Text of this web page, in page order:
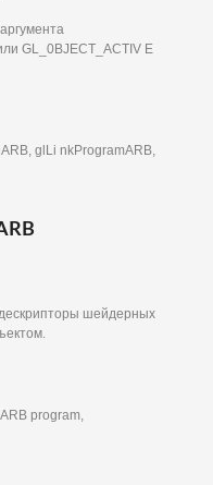
GL_0BJЕСТ_АСТIV Е
glLi nkProgramARB,
шейдерных
program,